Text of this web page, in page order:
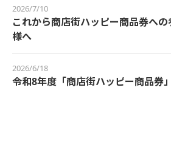
2026/7/10
これから商店街ハッピー商品券へ
様へ
2026/6/18
令和8年度「商店街ハッピー商品券